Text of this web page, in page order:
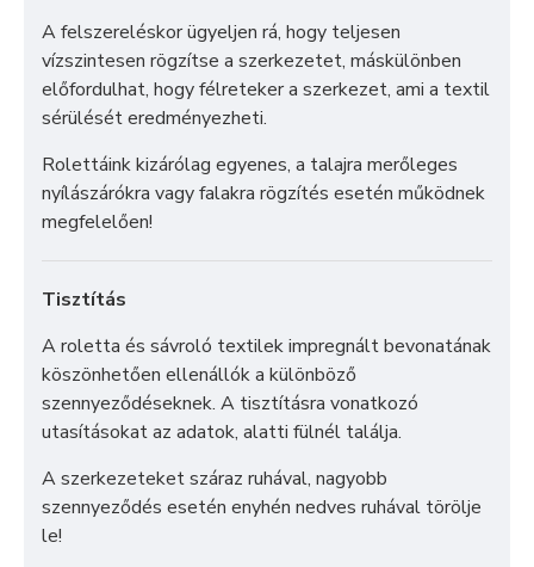
A felszereléskor ügyeljen rá, hogy teljesen
vízszintesen rögzítse a szerkezetet, máskülönben
előfordulhat, hogy félreteker a szerkezet, ami a textil
sérülését eredményezheti.
Rolettáink kizárólag egyenes, a talajra merőleges
nyílászárókra vagy falakra rögzítés esetén működnek
megfelelően!
Tisztítás
A roletta és sávroló textilek impregnált bevonatának
köszönhetően ellenállók a különböző
szennyeződéseknek. A tisztításra vonatkozó
utasításokat az adatok, alatti fülnél találja.
A szerkezeteket száraz ruhával, nagyobb
szennyeződés esetén enyhén nedves ruhával törölje
le!